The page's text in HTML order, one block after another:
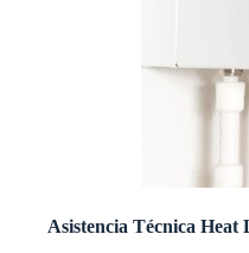
Asistencia Técnica